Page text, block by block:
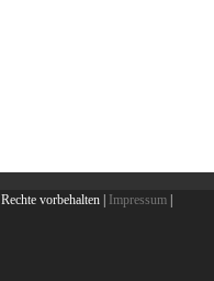
vorbehalten | Impressum